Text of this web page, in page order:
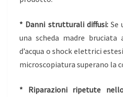
* Danni strutturali diffusi:Se
una scheda madre
d’acqua o shock elettrici
microscopiatura superano la
* Riparazioni ripetute